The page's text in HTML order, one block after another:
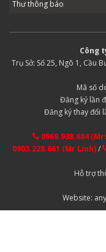
Thư thông báo
Công
Trụ Sở: Số 25, Ngõ 1, Cầu
Mã số
Đăng ký lần
Đăng ký thay đổi
0969.938.684
0903.228.661 (Mr Linh)/
Hỗ trợ
Website: